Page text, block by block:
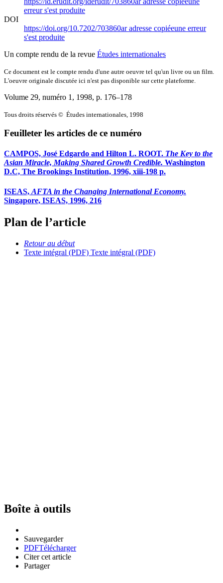
erreur s'est produite
DOI
https://doi.org/10.7202/703860aradresse copiéeune erreur
s'est produite
Un compte rendu de la revue Études internationales
Ce document est le compte rendu d'une autre oeuvre tel qu'un livre ou un film.
L'oeuvre originale discutée ici n'est pas disponible sur cette plateforme.
Volume 29, numéro 1, 1998, p. 176–178
Tous droits réservés © Études internationales, 1998
Feuilleter les articles de ce numéro
CAMPOS, José Edgardo and Hilton L. ROOT. The Key to the
Asian Miracle, Making Shared Growth Credible. Washington
D.C, The Brookings Institution, 1996, xiii-198 p.
ISEAS, AFTA in the Changing International Economy.
Singapore, ISEAS, 1996, 216
Plan de l’article
Retour au début
Texte intégral (PDF) Texte intégral (PDF)
Boîte à outils
Sauvegarder
PDFTélécharger
Citer cet article
Partager